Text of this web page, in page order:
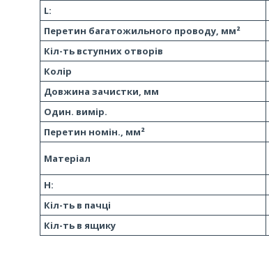
L:
Перетин багатожильного проводу, мм²
Кіл-ть вступних отворів
Колір
Довжина зачистки, мм
Один. вимір.
Перетин номін., мм²
Матеріал
H:
Кіл-ть в пачці
Кіл-ть в ящику